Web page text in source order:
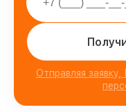
Отправляя